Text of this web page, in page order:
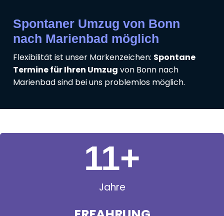
Spontaner Umzug von Bonn
nach Marienbad möglich
Flexibilität ist unser Markenzeichen: Spontane
Termine für Ihren Umzug von Bonn nach
Marienbad sind bei uns problemlos möglich.
Jahre
11+